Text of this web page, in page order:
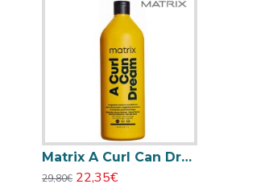
Matrix A Curl Can Dream viegls mitrinošs kondicionieris viļņainiem matiem 1000ml
29,80€ 22,35€